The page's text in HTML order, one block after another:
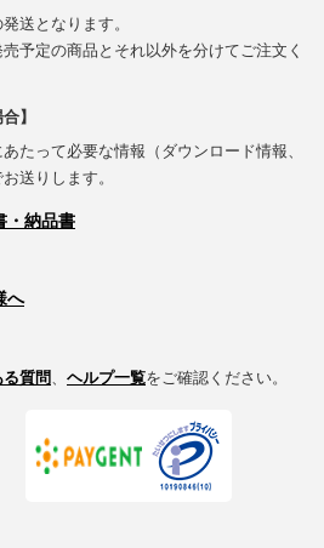
送となります。
予定の商品とそれ以外を分けてご注文く
】
たって必要な情報（ダウンロード情報、
送りします。
・納品書
へ
る質問 ヘルプ一覧をご確認ください。